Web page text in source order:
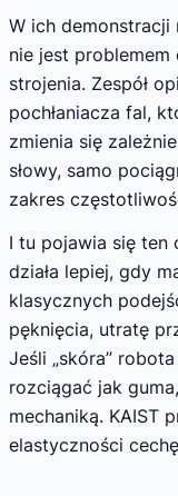
W ich demonstracji
nie jest
strojenia. Zespół
pochłaniacza fal,
zmienia się
słowy, samo
zakres
I tu pojawia się ten
działa lepiej, gdy
klasycznych
pęknięcia, utratę
Jeśli „skóra”
rozciągać jak
mechaniką. KAIST
elastyczności